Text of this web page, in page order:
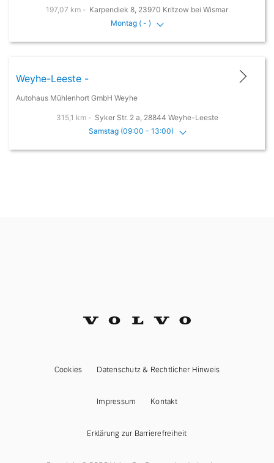
197,07 km - Karpendiek 8, 23970 Kritzow bei Wismar
Montag ( - )
Weyhe-Leeste -
Autohaus Mühlenhort GmbH Weyhe
315,1 km - Syker Str. 2 a, 28844 Weyhe-Leeste
Samstag (09:00 - 13:00)
Cookies Datenschutz & Rechtlicher Hinweis
Impressum Kontakt
Erklärung zur Barrierefreiheit